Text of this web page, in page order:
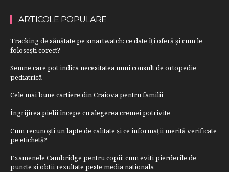
ARTICOLE POPULARE
Tracking de sănătate pe smartwatch: ce date îți oferă și cum le
folosești corect?
Semne care pot indica necesitatea unui consult de ortopedie
pediatrică
Cele mai bune cartiere din Craiova pentru familii
Îngrijirea pielii începe cu alegerea cremei potrivite
Cum recunoști un lapte de calitate și ce informații merită verificate
pe etichetă?
Examenele Cambridge pentru copii: cum eviti pierderile de
puncte si obtii rezultate peste media nationala